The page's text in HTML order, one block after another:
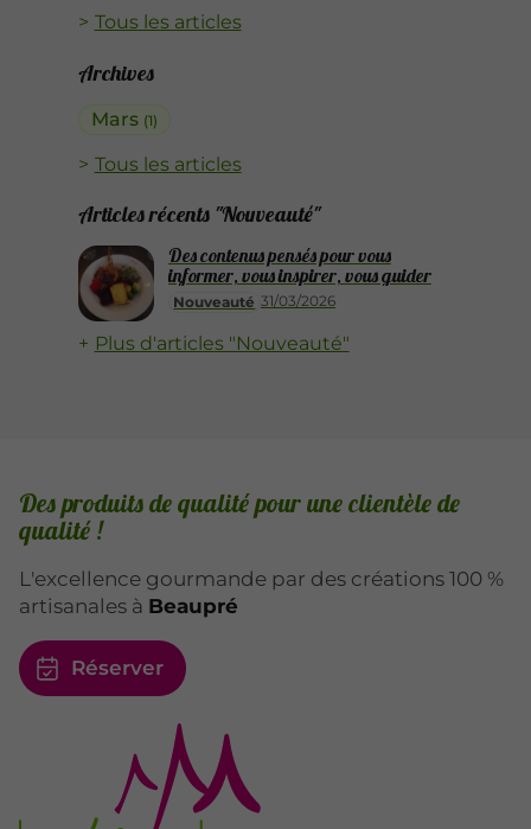
Tous les articles
Archives
Mars (1)
Tous les articles
Articles récents "Nouveauté"
Nouveauté 31/03/2026
Des contenus pensés pour vous
informer, vous inspirer, vous guider
Plus d'articles "Nouveauté"
Des produits de qualité pour une clientèle de
qualité !
L'excellence gourmande par des créations 100 %
artisanales à Beaupré
Réserver